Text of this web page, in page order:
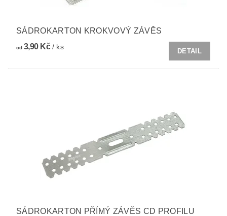
SÁDROKARTON KROKVOVÝ ZÁVĚS
od3,90 Kč/ ks
DETAIL
SÁDROKARTON PŘÍMÝ ZÁVĚS CD PROFILU